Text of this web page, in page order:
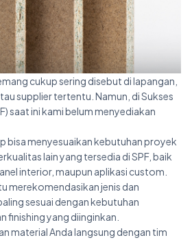
cukup sering disebut di lapangan,
supplier tertentu. Namun, di Sukses
saat ini kami belum menyediakan
bisa menyesuaikan kebutuhan proyek
lain yang tersedia di SPF, baik
interior, maupun aplikasi custom.
merekomendasikan jenis dan
sesuai dengan kebutuhan
finishing yang diinginkan.
material Anda langsung dengan tim